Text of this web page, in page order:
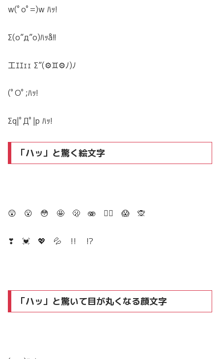
w(ﾟoﾟ=)w ﾊｯ!
Σ(o”д”o)ﾊｯå!!
工ｴｴｪｪ Σ”(⚙♊⚙ﾉ)ﾉ
(ﾟOﾟ;ﾊｯ!
Σq|ﾟДﾟ|p ﾊｯ!
「ハッ」と驚く絵文字
😲 😮 😳 🤩 🫢 🫨 😵‍💫 😱 🙊
❣ 💓 💖 💦 ‼ ⁉
「ハッ」と驚いて目が丸くなる顔文字